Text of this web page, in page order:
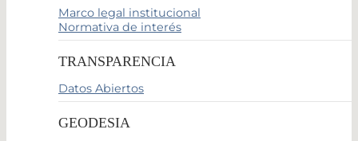
Marco legal institucional
Normativa de interés
TRANSPARENCIA
Datos Abiertos
GEODESIA